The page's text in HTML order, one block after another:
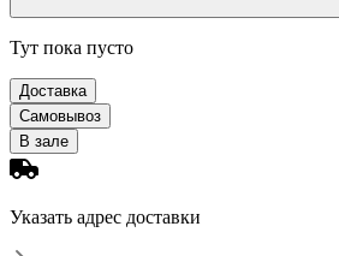
Тут пока пусто
Доставка
Самовывоз
В зале
Указать адрес доставки